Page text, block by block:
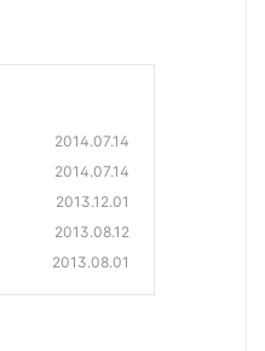
2014.07.14
2014.07.14
2013.12.01
2013.08.12
2013.08.01